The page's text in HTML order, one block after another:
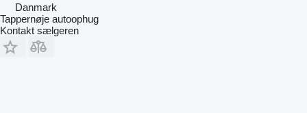
Danmark
Tappernøje autoophug
Kontakt sælgeren